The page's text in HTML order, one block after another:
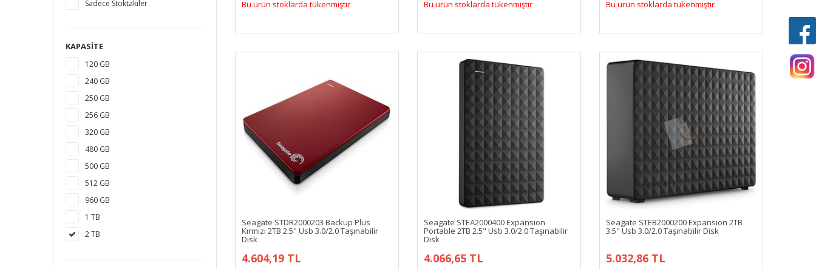
Sadece Stoktakiler
KAPASITE
120 GB
240 GB
250 GB
256 GB
320 GB
480 GB
500 GB
512 GB
960 GB
1 TB
2 TB
Bu ürün stoklarda tükenmiştir Bu ürün stoklarda tükenmiştir Bu ürün stoklarda tükenmiştir
Seagate STDR2000203 Backup Plus
Kırmızı 2TB 2.5" Usb 3.0/2.0 Taşınabilir
Disk
4.604,19 TL
Seagate STEA2000400 Expansion
Portable 2TB 2.5" Usb 3.0/2.0 Taşınabilir
Disk
4.066,65 TL
Seagate STEB2000200 Expansion 2TB
3.5" Usb 3.0/2.0 Taşınabilir Disk
5.032,86 TL